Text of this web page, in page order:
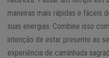
maneiras mais rápidas e fáceis
suas energias. Combine isso
intenção de estar presente ao
experiência de caminhada